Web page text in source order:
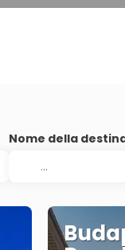
Nome della